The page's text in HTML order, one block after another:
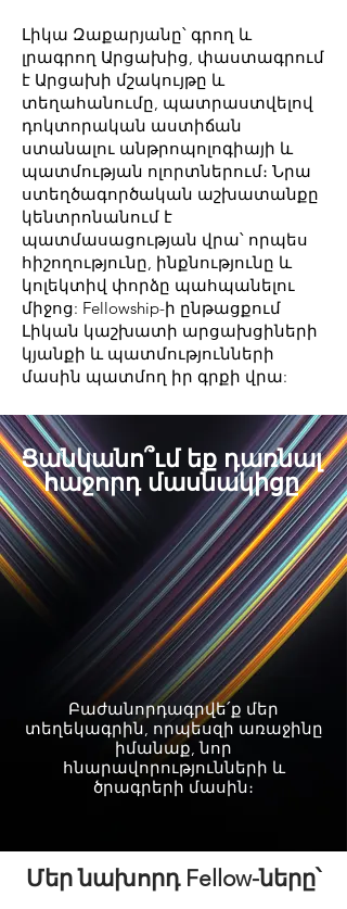
Լիկա Զաքարյանը՝ գրող և
լրագրող Արցախից, փաստագրում
է Արցախի մշակույթը և
տեղահանումը, պատրաստվելով
դոկտորական աստիճան
ստանալու անթրոպոլոգիայի և
պատմության ոլորտներում։ Նրա
ստեղծագործական աշխատանքը
կենտրոնանում է
պատմասացության վրա՝ որպես
հիշողությունը, ինքնությունը և
կոլեկտիվ փորձը պահպանելու
միջոց: Fellowship-ի ընթացքում
Լիկան կաշխատի արցախցիների
կյանքի և պատմությունների
մասին պատմող իր գրքի վրա:
Ցանկանո՞ւմ եք դառնալ
հաջորդ մասնակիցը
Բաժանորդագրվե՛ք մեր
տեղեկագրին, որպեսզի առաջինը
իմանաք, նոր
հնարավորությունների և
ծրագրերի մասին։
Մեր նախորդ Fellow-ները՝